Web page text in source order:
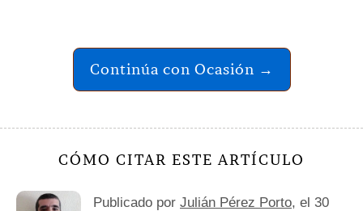
Continúa con Ocasión →
CÓMO CITAR ESTE ARTÍCULO
Publicado por Julián Pérez Porto, el 30